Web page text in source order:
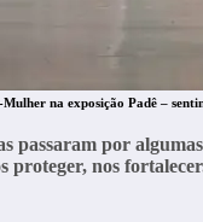
na exposição Padê –
passaram por
proteger, nos